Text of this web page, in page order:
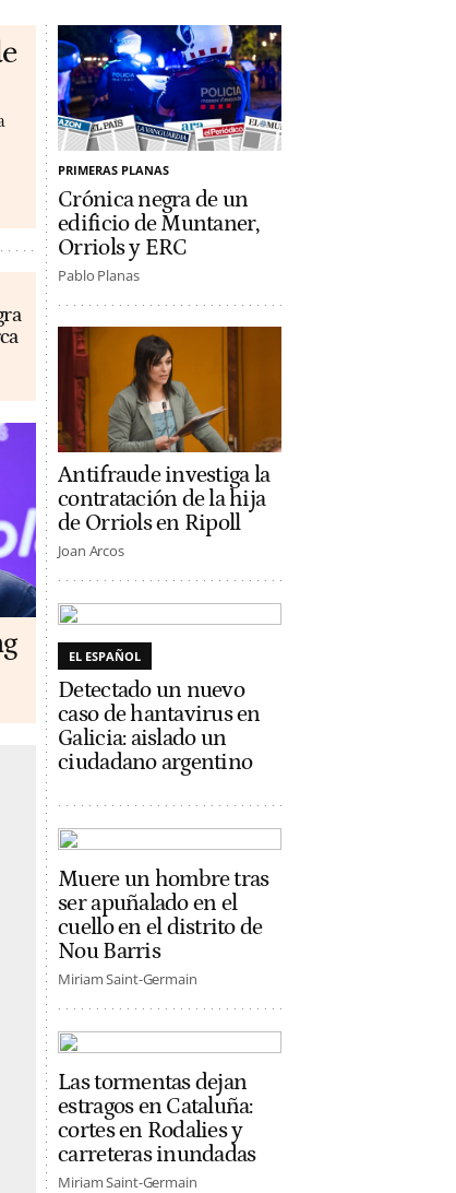
PRIMERAS PLANAS
Crónica negra de un
edificio de Muntaner,
Orriols y ERC
Pablo Planas
Antifraude investiga la
contratación de la hija
de Orriols en Ripoll
Joan Arcos
EL ESPAÑOL
Detectado un nuevo
caso de hantavirus en
Galicia: aislado un
ciudadano argentino
Muere un hombre tras
ser apuñalado en el
cuello en el distrito de
Nou Barris
Miriam Saint-Germain
Las tormentas dejan
estragos en Cataluña:
cortes en Rodalies y
carreteras inundadas
Miriam Saint-Germain